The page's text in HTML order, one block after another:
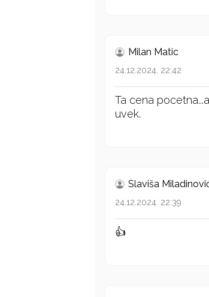
Milan Matic
24.12.2024. 22:42
Ta cena
uvek.
Slaviša
24.12.2024. 22:39
👍